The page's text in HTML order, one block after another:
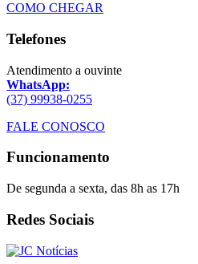
COMO CHEGAR
Telefones
Atendimento a ouvinte
WhatsApp:
(37) 99938-0255
FALE CONOSCO
Funcionamento
De segunda a sexta, das 8h as 17h
Redes Sociais